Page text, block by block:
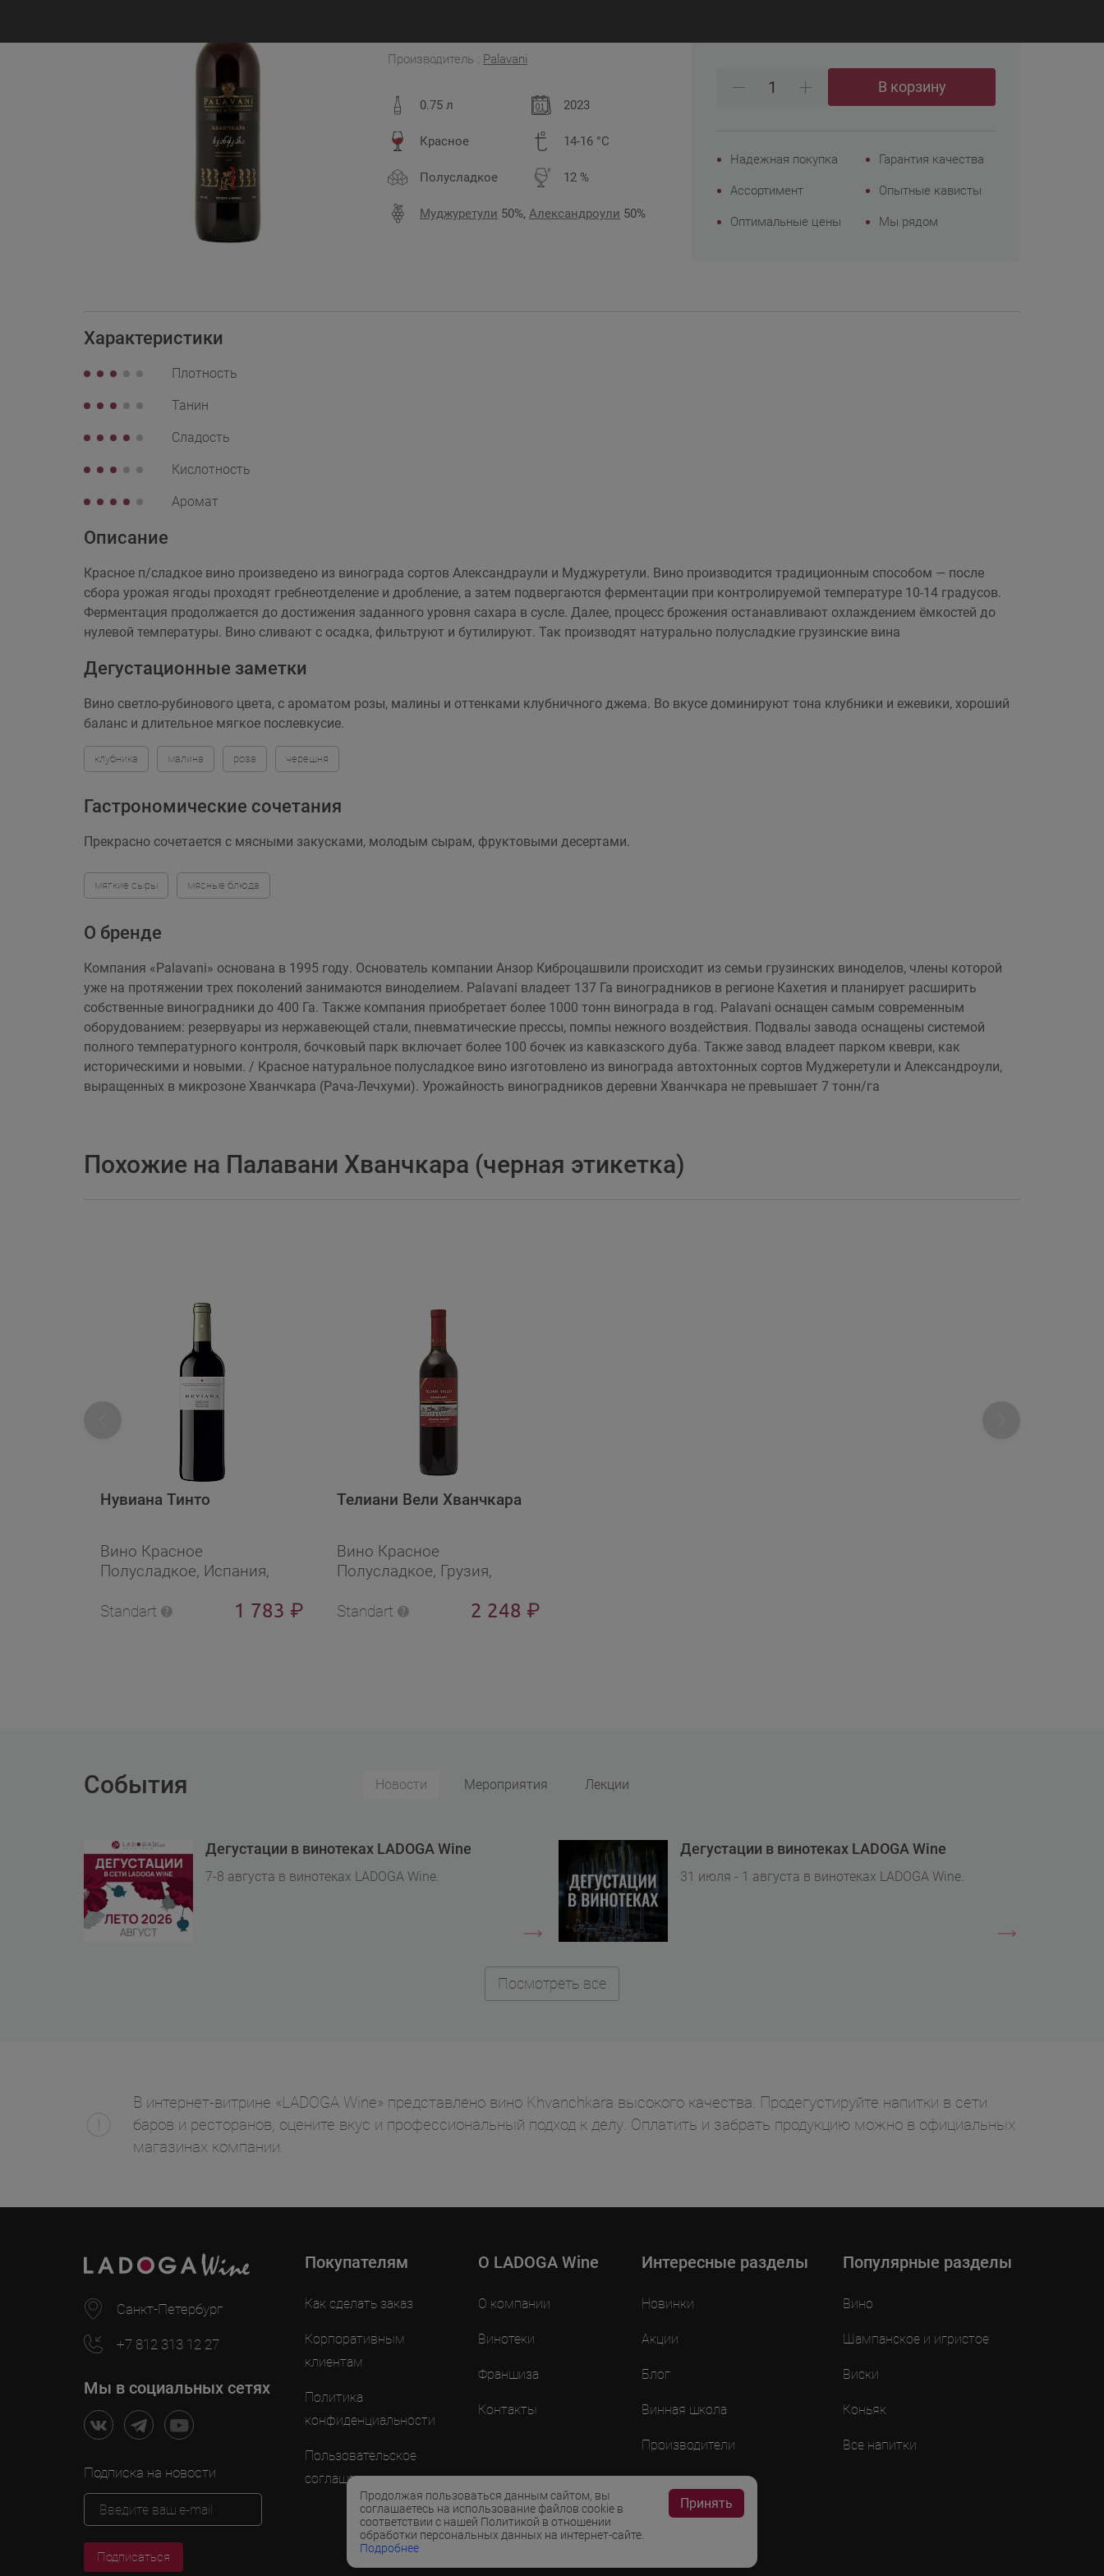
Производитель : Palavani
0.75 л 2023
Красное 14-16 °C
Полусладкое 12 %
Муджуретули 50%, Александроули 50%
В корзину
Надежная покупка Гарантия качества
Ассортимент Опытные кависты
Оптимальные цены Мы рядом
Характеристики
Плотность
Танин
Сладость
Кислотность
Аромат
Описание
Красное п/сладкое вино произведено из винограда сортов Александраули и Муджуретули. Вино производится традиционным способом — после
сбора урожая ягоды проходят гребнеотделение и дробление, а затем подвергаются ферментации при контролируемой температуре 10-14 градусов.
Ферментация продолжается до достижения заданного уровня сахара в сусле. Далее, процесс брожения останавливают охлаждением ёмкостей до
нулевой температуры. Вино сливают с осадка, фильтруют и бутилируют. Так производят натурально полусладкие грузинские вина
Дегустационные заметки
Вино светло-рубинового цвета, с ароматом розы, малины и оттенками клубничного джема. Во вкусе доминируют тона клубники и ежевики, хороший
баланс и длительное мягкое послевкусие.
клубника малина роза черешня
Гастрономические сочетания
Прекрасно сочетается с мясными закусками, молодым сырам, фруктовыми десертами.
мягкие сыры мясные блюда
О бренде
Ком­пания «Palavani» основана в 1995 году. Основатель компании Анзор Киброцашвили происходит из семьи грузинских виноделов, члены кото­рой
уже на протяжении трех поколений занимаются виноделием. Palavani владеет 137 Га виноградников в регионе Кахетия и планирует расширить
собственные виноградники до 400 Га. Также компания приобретает более 1000 тонн винограда в год. Palavani оснащен самым современным
оборудованием: резервуары из нержавеющей стали, пневматические прессы, помпы нежного воздействия. Подвалы завода оснащены системой
полного температурного контроля, бочковый парк включает более 100 бочек из кавказского дуба. Также завод владеет парком квеври, как
историческими и новыми. / Красное натуральное полусладкое вино изготовлено из винограда автохтонных сортов Муджеретули и Александроули,
выращенных в микрозоне Хванчкара (Рача-Лечхуми). Урожайность виноградников деревни Хванчкара не превышает 7 тонн/га
Похожие на Палавани Хванчкара (черная этикетка)
Нувиана Тинто
Вино Красное
Полусладкое, Испания,
Standart
1 783 ₽
Телиани Вели Хванчкара
Вино Красное
Полусладкое, Грузия,
Standart
2 248 ₽
События Новости Мероприятия Лекции
Дегустации в винотеках LADOGA Wine
7-8 августа в винотеках LADOGA Wine.
Дегустации в винотеках LADOGA Wine
31 июля - 1 августа в винотеках LADOGA Wine.
Посмотреть все
Продолжая пользоваться данным сайтом, вы
соглашаетесь на использование файлов cookie в
соответствии с нашей Политикой в отношении
обработки персональных данных на интернет-сайте.
Подробнее
Принять
В интернет-витрине «LADOGA Wine» представлено вино Khvanchkara высокого качества. Продегустируйте напитки в сети
баров и ресторанов, оцените вкус и профессиональный подход к делу. Оплатить и забрать продукцию можно в официальных
магазинах компании.
Санкт-Петербург
+7 812 313 12 27
Мы в социальных сетях
Подписка на новости
Подписаться
Покупателям
Как сделать заказ
Корпоративным
клиентам
Политика
конфиденциальности
Пользовательское
соглашение
O LADOGA Wine
О компании
Винотеки
Франшиза
Контакты
Интересные разделы
Новинки
Акции
Блог
Винная школа
Производители
Популярные разделы
Вино
Шампанское и игристое
Виски
Коньяк
Все напитки